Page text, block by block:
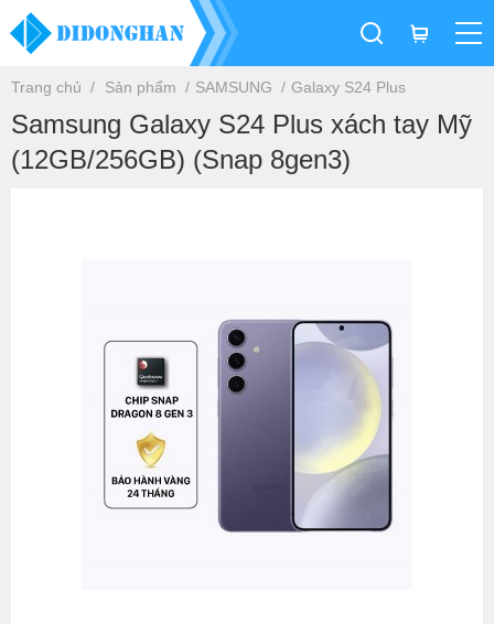
Trang chủ Sản phẩm SAMSUNG Galaxy S24 Plus
Samsung Galaxy S24 Plus xách tay Mỹ
(12GB/256GB) (Snap 8gen3)